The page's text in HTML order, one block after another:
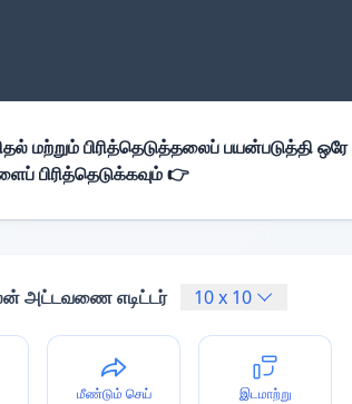
மற்றும் பிரித்தெடுத்தலைப் பயன்படுத்தி
பிரித்தெடுக்கவும் 👉
அட்டவணை எடிட்டர் 10x 10
மீண்டும் செய் இடமாற்று